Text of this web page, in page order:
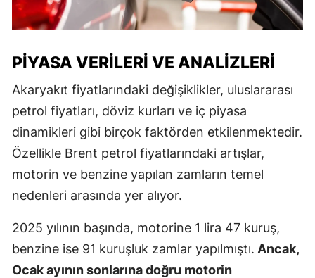
PIYASA VERILERI VE ANALIZLERI
Akaryakıt fiyatlarındaki değişiklikler, uluslararası
petrol fiyatları, döviz kurları ve iç piyasa
dinamikleri gibi birçok faktörden etkilenmektedir.
Özellikle Brent petrol fiyatlarındaki artışlar,
motorin ve benzine yapılan zamların temel
nedenleri arasında yer alıyor.
2025 yılının başında, motorine 1 lira 47 kuruş,
benzine ise 91 kuruşluk zamlar yapılmıştı. Ancak,
Ocak ayının sonlarına doğru motorin